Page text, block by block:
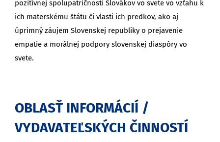
pozitívnej spolupatričnosti Slovákov vo svete vo vzťahu k
ich materskému štátu či vlasti ich predkov, ako aj
úprimný záujem Slovenskej republiky o prejavenie
empatie a morálnej podpory slovenskej diaspóry vo
svete.
OBLASŤ INFORMÁCIÍ /
VYDAVATEĽSKÝCH ČINNOSTÍ